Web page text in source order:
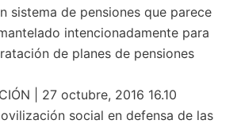
sistema de pensiones que parece
intencionadamente para
de planes de pensiones
| 27 octubre, 2016 16.10
social en defensa de las